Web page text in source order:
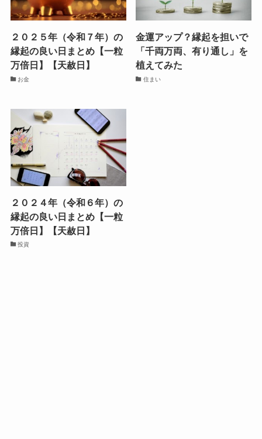
２０２５年（令和７年）の
縁起の良い日まとめ【一粒
万倍日】【天赦日】
お金
金運アップ？縁起を担いで
「千両万両、有り通し」を
植えてみた
住まい
２０２４年（令和６年）の
縁起の良い日まとめ【一粒
万倍日】【天赦日】
投資